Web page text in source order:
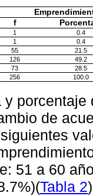
f
1
0.4
1
0.4
55
21.5
126
49.2
73
28.5
256 100.0
y
de
51 a 60
Tabla 2